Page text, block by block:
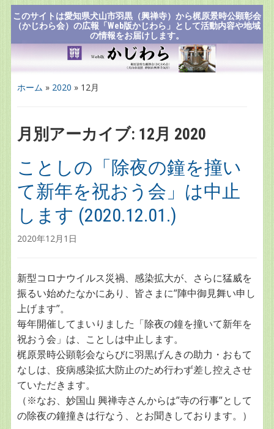
このサイトは愛知県犬山市羽黒（興禅寺）から梶原景時公顕彰会
（かじわら会）の広報「Web版かじわら」として活動内容や地域
の情報をお届けします。
ホーム » 2020 » 12月
月別アーカイブ: 12月 2020
ことしの「除夜の鐘を撞い
て新年を祝おう会」は中止
します (2020.12.01.)
2020年12月1日
新型コロナウイルス災禍、感染拡大が、さらに猛威を
振るい始めたなかにあり、皆さまに”陣中御見舞い申し
上げます”。
毎年開催してまいりました「除夜の鐘を撞いて新年を
祝おう会」は、ことしは中止します。
梶原景時公顕彰会ならびに羽黒げんきの助力・おもて
なしは、疫病感染拡大防止のため行わず差し控えさせ
ていただきます。
（※なお、妙国山 興禅寺さんからは”寺の行事”として
の除夜の鐘撞きは行なう、とお聞きしております。）